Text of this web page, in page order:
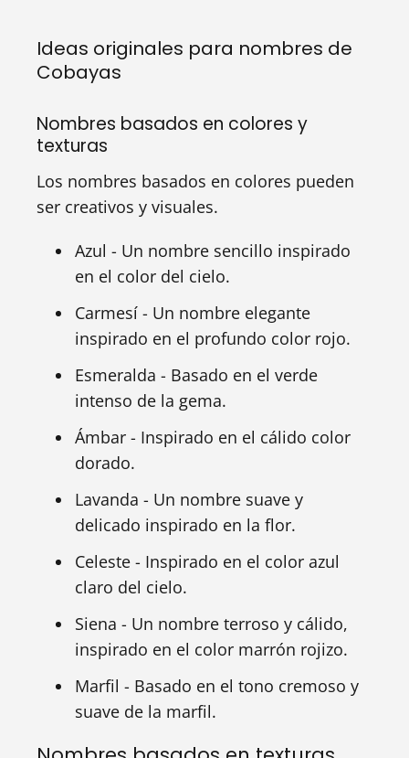
Ideas originales para nombres de
Cobayas
Nombres basados en colores y
texturas
Los nombres basados en colores pueden
ser creativos y visuales.
Azul - Un nombre sencillo inspirado
en el color del cielo.
Carmesí - Un nombre elegante
inspirado en el profundo color rojo.
Esmeralda - Basado en el verde
intenso de la gema.
Ámbar - Inspirado en el cálido color
dorado.
Lavanda - Un nombre suave y
delicado inspirado en la flor.
Celeste - Inspirado en el color azul
claro del cielo.
Siena - Un nombre terroso y cálido,
inspirado en el color marrón rojizo.
Marfil - Basado en el tono cremoso y
suave de la marfil.